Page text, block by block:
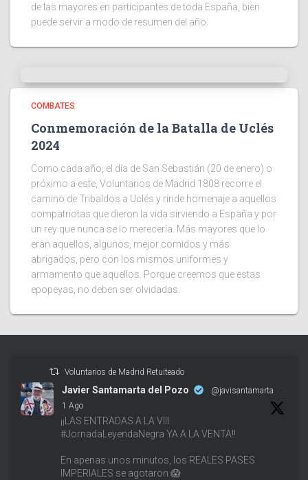
de las mayores en participantes de toda España, bien
puede servir a modo de resumen del año.
COMBATES
Conmemoración de la Batalla de Uclés
2024
Como cada año, el día de San Sebastián (20 de enero) o
próximo a este, Voluntarios de Madrid 1808 recorre el
camino de Tribaldos a Uclés y rinde homenaje a aquellos
compatriotas que dieron la vida sirviendo a España y por
un rey que nunca se lo merecería. Más mayores que lo
eran aquellos, algunos, mejor comidos y más
abrigados, pero con los mismos uniformes y
armamento que aquellos. Porque creemos que estas
epopeyas, no deben ser olvidadas.
Voluntarios de Madrid Retuiteado
Javier Santamarta del Pozo @javisantamarta
·
1 Ago
¡¡LAS ENTRADAS A LA VIII
#JornadaLeyendaNegra YA A LA VENTA!!
En apenas unos minutos, los REALES PASES
IMPERIALES se agotaron 😱